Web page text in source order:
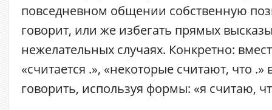
повседневном общении собственную
говорит, или же избегать прямых
нежелательных случаях. Конкретно:
«считается .», «некоторые считают, что .»
говорить, используя формы: «я считаю,